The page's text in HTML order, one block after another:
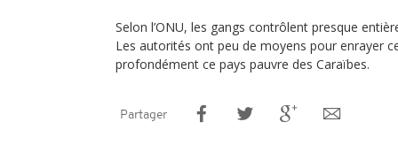
Selon l’ONU, les gangs contrôlent presque
Les autorités ont peu de moyens pour enrayer
profondément ce pays pauvre des Caraïbes.
Partager